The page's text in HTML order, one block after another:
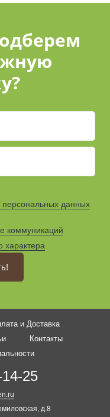
персональных данных
коммуникаций
характера
и Доставка
Контакты
25
д.8